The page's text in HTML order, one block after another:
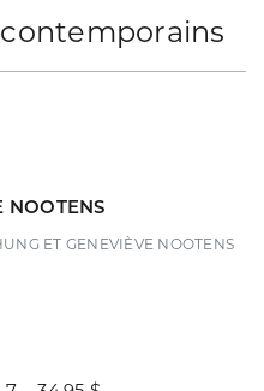
NOOTENS
ET GENEVIÈVE NOOTENS